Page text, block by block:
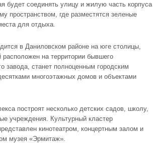
будет соединять улицу и жилую часть корпуса
пространством, где разместятся зеленые
для отдыха.
в Даниловском районе на юге столицы,
расположен на территории бывшего
завода, станет полноценным городским
многоэтажных домов и объектами
построят несколько детских садов, школу,
учреждения. Культурный кластер
кинотеатром, концертным залом и
музея «Эрмитаж».